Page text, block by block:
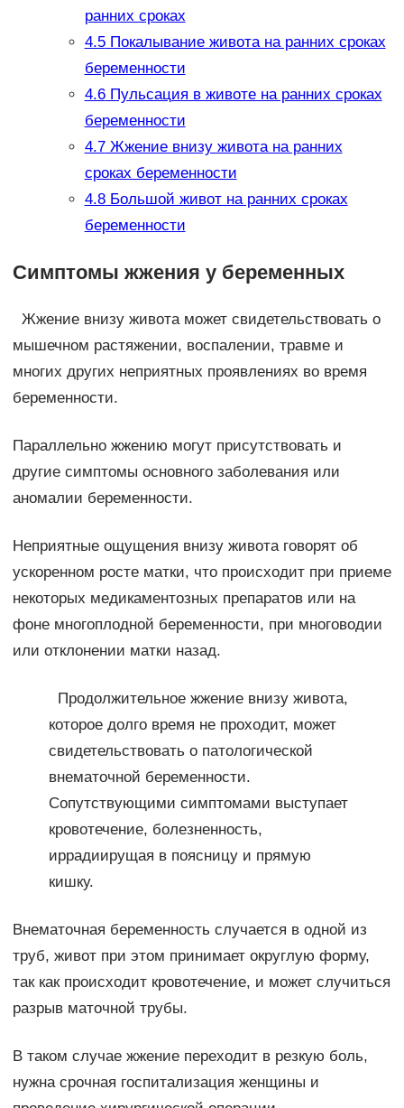
ранних сроках
4.5Покалывание живота на ранних сроках
беременности
4.6Пульсация в животе на ранних сроках
беременности
4.7Жжение внизу живота на ранних
сроках беременности
4.8Большой живот на ранних сроках
беременности
Симптомы жжения у беременных
Жжение внизу живота может свидетельствовать о
мышечном растяжении, воспалении, травме и
многих других неприятных проявлениях во время
беременности.
Параллельно жжению могут присутствовать и
другие симптомы основного заболевания или
аномалии беременности.
Неприятные ощущения внизу живота говорят об
ускоренном росте матки, что происходит при приеме
некоторых медикаментозных препаратов или на
фоне многоплодной беременности, при многоводии
или отклонении матки назад.
Продолжительное жжение внизу живота,
которое долго время не проходит, может
свидетельствовать о патологической
внематочной беременности.
Сопутствующими симптомами выступает
кровотечение, болезненность,
иррадиирущая в поясницу и прямую
кишку.
Внематочная беременность случается в одной из
труб, живот при этом принимает округлую форму,
так как происходит кровотечение, и может случиться
разрыв маточной трубы.
В таком случае жжение переходит в резкую боль,
нужна срочная госпитализация женщины и